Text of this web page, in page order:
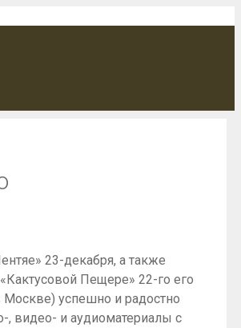
23-декабря, а также
Пещере» 22-го его
Москве) успешно и радостно
, видео- и аудиоматериалы с